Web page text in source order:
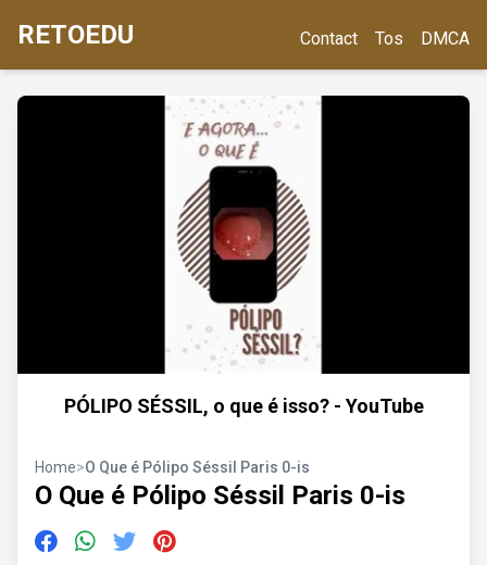
RETOEDU Contact Tos DMCA
PÓLIPO SÉSSIL, o que é isso? - YouTube
Home>O Que é Pólipo Séssil Paris 0-is
O Que é Pólipo Séssil Paris 0-is